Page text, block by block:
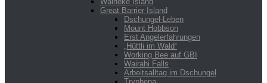
Great Barrier Island
Dschungel-Leben
Mount Hobbson
Erst Angelerfahrungen
„Hüttli im Wald“
Working Bee auf GBI
Wairahi Falls
Arbeitsalltag im Dschungel